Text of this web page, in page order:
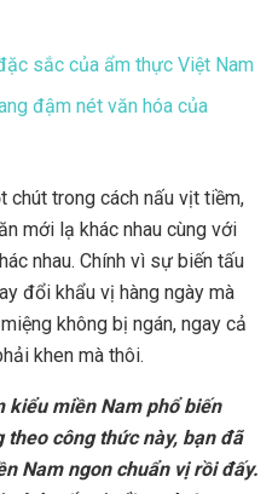
sắc của ẩm thực Việt Nam
đậm nét văn hóa của
chút trong cách nấu vịt tiềm,
mới lạ khác nhau cùng với
nhau. Chính vì sự biến tấu
đổi khẩu vị hàng ngày mà
không bị ngán, ngay cả
khen mà thôi.
kiểu miền Nam phổ biến
công thức này, bạn đã
Nam ngon chuẩn vị rồi đấy.